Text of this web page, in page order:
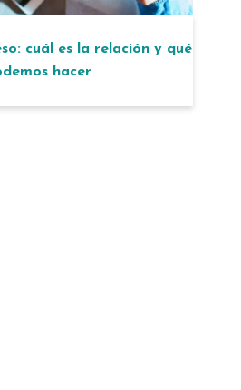
cuál es la relación y qué
hacer